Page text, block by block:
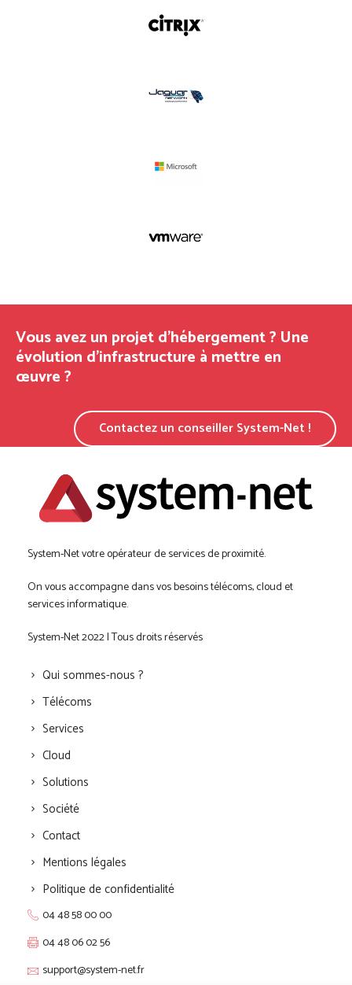
Vous avez un projet d’hébergement ? Une
évolution d’infrastructure à mettre en
œuvre ?
Contactez un conseiller System-Net !
System-Net votre opérateur de services de proximité.
On vous accompagne dans vos besoins télécoms, cloud et
services informatique.
System-Net 2022 | Tous droits réservés
Qui sommes-nous ?
Télécoms
Services
Cloud
Solutions
Société
Contact
Mentions légales
Politique de confidentialité
04 48 58 00 00
04 48 06 02 56
support@system-net.fr